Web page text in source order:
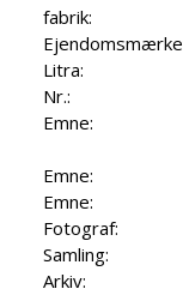
fabrik:
Litra:
Nr.:
Emne:
Emne:
Emne:
Fotograf:
Samling:
Arkiv: